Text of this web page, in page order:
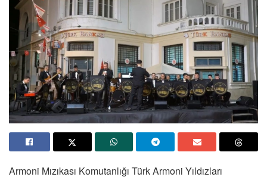
Armoni Mızıkası Komutanlığı Türk Armoni Yıldızları